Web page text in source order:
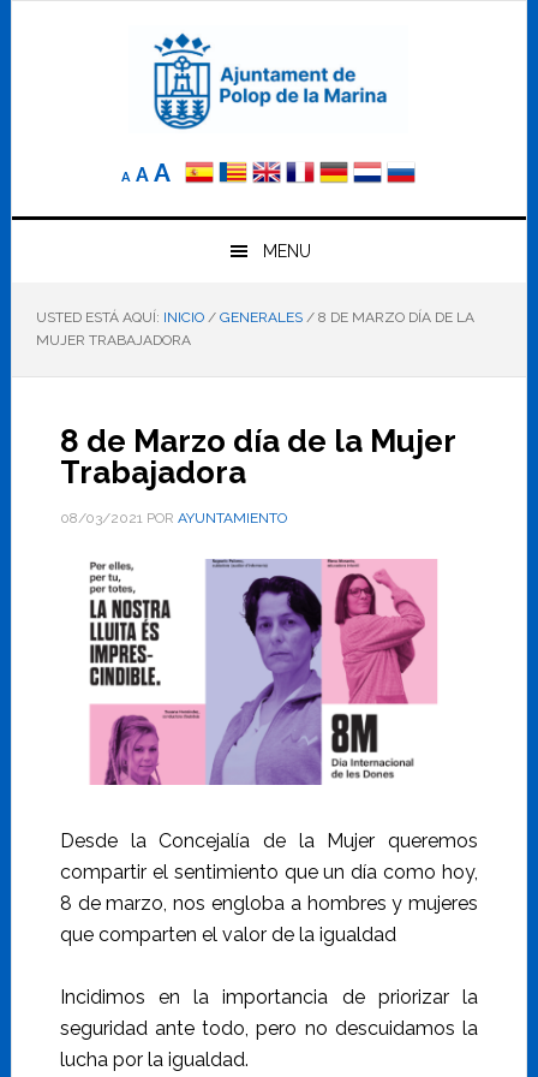
A
Reducir
elA Tamaño
AAumentar
el
tamaño
letra
MENU
USTED ESTÁ AQUÍ: INICIO / GENERALES /8 DE MARZO DÍA DE LA
MUJER TRABAJADORA
8 de Marzo día de la Mujer
Trabajadora
08/03/2021POR AYUNTAMIENTO
Desde la Concejalía de la Mujer queremos
compartir el sentimiento que un día como hoy,
8 de marzo, nos engloba a hombres y mujeres
que comparten el valor de la igualdad
Incidimos en la importancia de priorizar la
seguridad ante todo, pero no descuidamos la
lucha por la igualdad.